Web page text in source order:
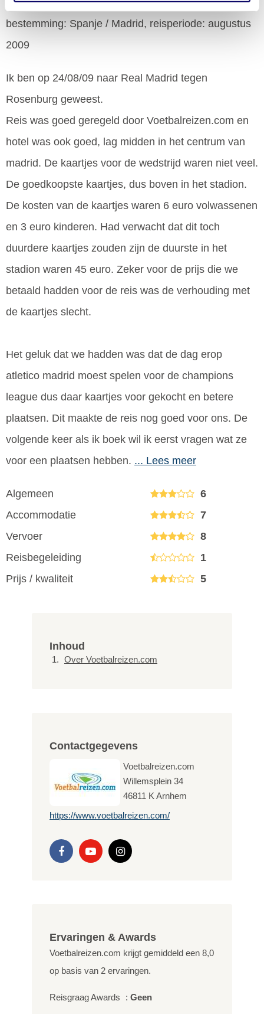
Van Hooijdonkop 27 augustus 2009
bestemming: Spanje / Madrid, reisperiode: augustus
2009
Ik ben op 24/08/09 naar Real Madrid tegen
Rosenburg geweest.
Reis was goed geregeld door Voetbalreizen.com en
hotel was ook goed, lag midden in het centrum van
madrid. De kaartjes voor de wedstrijd waren niet veel.
De goedkoopste kaartjes, dus boven in het stadion.
De kosten van de kaartjes waren 6 euro volwassenen
en 3 euro kinderen. Had verwacht dat dit toch
duurdere kaartjes zouden zijn de duurste in het
stadion waren 45 euro. Zeker voor de prijs die we
betaald hadden voor de reis was de verhouding met
de kaartjes slecht.
Het geluk dat we hadden was dat de dag erop
atletico madrid moest spelen voor de champions
league dus daar kaartjes voor gekocht en betere
plaatsen. Dit maakte de reis nog goed voor ons. De
volgende keer als ik boek wil ik eerst vragen wat ze
voor een plaatsen hebben. ... Lees meer
Algemeen
6
Accommodatie
7
Vervoer
8
Reisbegeleiding
1
Prijs / kwaliteit
5
Inhoud
Over Voetbalreizen.com
Contactgegevens
Voetbalreizen.com
Willemsplein 34
46811 K Arnhem
https://www.voetbalreizen.com/
Ervaringen & Awards
Voetbalreizen.com krijgt gemiddeld een 8,0
op basis van 2 ervaringen.
Reisgraag Awards : Geen